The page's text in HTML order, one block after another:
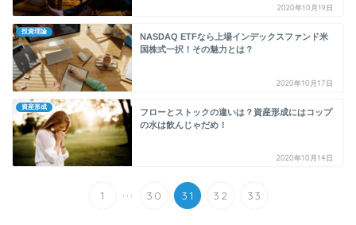
2020年10月19日
投資理論
NASDAQ ETFなら上場インデックスファンド米
国株式一択！その魅力とは？
2020年10月17日
資産形成
フローとストックの違いは？資産形成にはコップ
の水は飲んじゃだめ！
2020年10月14日
1 ... 30 31 32 33